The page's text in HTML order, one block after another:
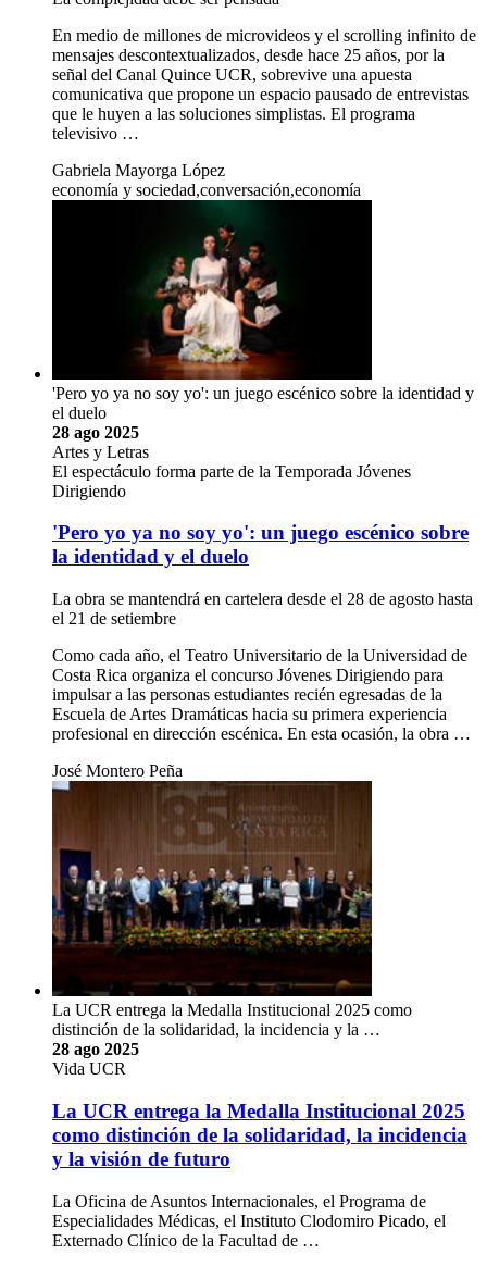
En medio de millones de microvideos y el scrolling infinito de
mensajes descontextualizados, desde hace 25 años, por la
señal del Canal Quince UCR, sobrevive una apuesta
comunicativa que propone un espacio pausado de entrevistas
que le huyen a las soluciones simplistas. El programa
televisivo …
Gabriela Mayorga López
economía y sociedad,conversación,economía
'Pero yo ya no soy yo': un juego escénico sobre la identidad y
el duelo
28 ago 2025
Artes y Letras
El espectáculo forma parte de la Temporada Jóvenes
Dirigiendo
'Pero yo ya no soy yo': un juego escénico sobre
la identidad y el duelo
La obra se mantendrá en cartelera desde el 28 de agosto hasta
el 21 de setiembre
Como cada año, el Teatro Universitario de la Universidad de
Costa Rica organiza el concurso Jóvenes Dirigiendo para
impulsar a las personas estudiantes recién egresadas de la
Escuela de Artes Dramáticas hacia su primera experiencia
profesional en dirección escénica. En esta ocasión, la obra …
José Montero Peña
La UCR entrega la Medalla Institucional 2025 como
distinción de la solidaridad, la incidencia y la …
28 ago 2025
Vida UCR
La UCR entrega la Medalla Institucional 2025
como distinción de la solidaridad, la incidencia
y la visión de futuro
La Oficina de Asuntos Internacionales, el Programa de
Especialidades Médicas, el Instituto Clodomiro Picado, el
Externado Clínico de la Facultad de …